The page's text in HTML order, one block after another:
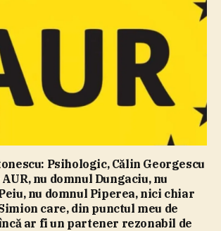
Psihologic, Călin Georgescu
nu domnul Dungaciu, nu
nu domnul Piperea, nici chiar
care, din punctul meu de
ar fi un partener rezonabil de